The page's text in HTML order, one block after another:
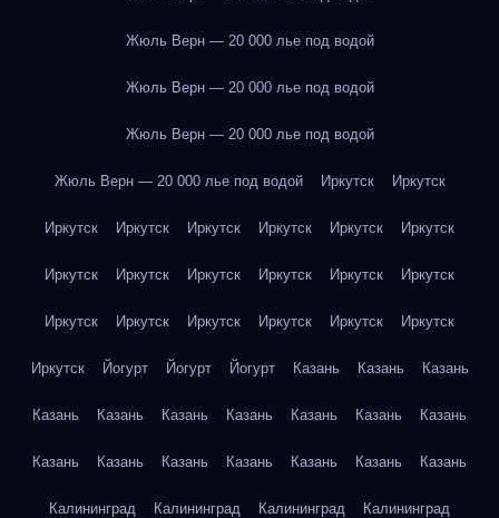
Жюль Верн — 20 000 лье под водой
Жюль Верн — 20 000 лье под водой
Жюль Верн — 20 000 лье под водой
Жюль Верн — 20 000 лье под водой Иркутск Иркутск
Иркутск Иркутск Иркутск Иркутск Иркутск Иркутск
Иркутск Иркутск Иркутск Иркутск Иркутск Иркутск
Иркутск Иркутск Иркутск Иркутск Иркутск Иркутск
Иркутск Йогурт Йогурт Йогурт Казань Казань Казань
Казань Казань Казань Казань Казань Казань Казань
Казань Казань Казань Казань Казань Казань Казань
Калининград Калининград Калининград Калининград